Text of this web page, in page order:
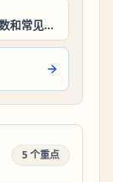
不定积分怎么计算：基本公式、原函数和常见例题
5 个重点